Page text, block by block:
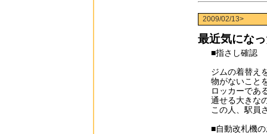
2009/02/13>
最近気にな
■指さし確認
ジムの着替え
物がないこと
ロッカーであ
通せる大きな
この人、駅員
■自動改札機